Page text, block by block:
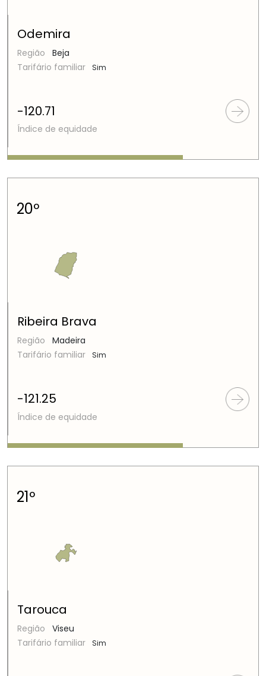
Odemira
Região
Beja
Tarifário familiar
Sim
-120.71
Índice de equidade
20º
Ribeira Brava
Região
Madeira
Tarifário familiar
Sim
-121.25
Índice de equidade
21º
Tarouca
Região
Viseu
Tarifário familiar
Sim